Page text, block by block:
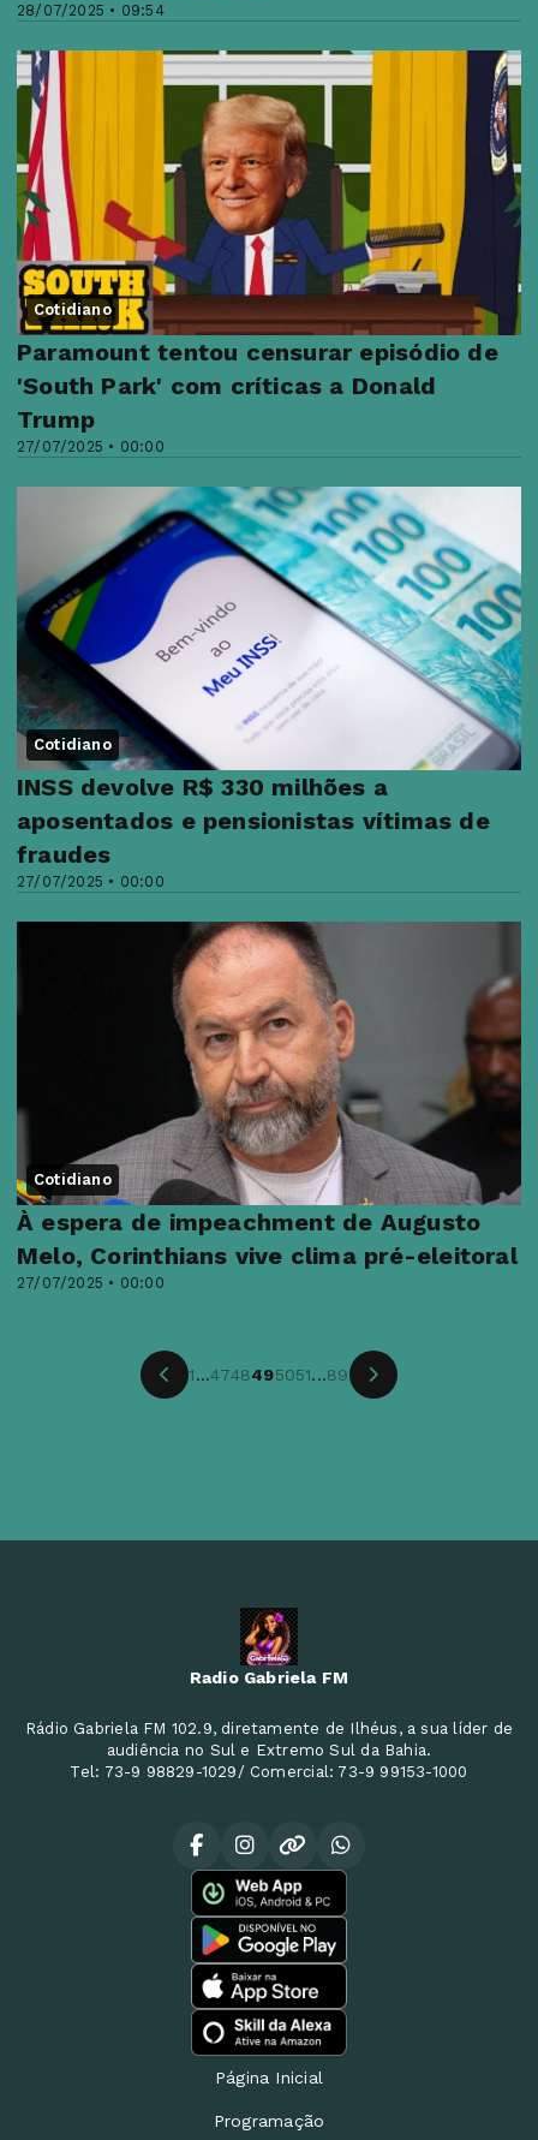
28/07/2025 • 09:54
Cotidiano
27/07/2025 • 00:00
Paramount tentou censurar episódio de
'South Park' com críticas a Donald
Trump
Cotidiano
27/07/2025 • 00:00
INSS devolve R$ 330 milhões a
aposentados e pensionistas vítimas de
fraudes
Cotidiano
27/07/2025 • 00:00
À espera de impeachment de Augusto
Melo, Corinthians vive clima pré-eleitoral
1...4748495051...89
Radio Gabriela FM
Rádio Gabriela FM 102.9, diretamente de Ilhéus, a sua líder de
audiência no Sul e Extremo Sul da Bahia.
Tel: 73-9 98829-1029/ Comercial: 73-9 99153-1000
Página Inicial
Programação